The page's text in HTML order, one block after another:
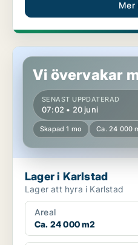
Mer
Lager i Karlstad
Vi övervakar
SENAST UPPDATERAD
07:02 • 20 juni
Skapad 1 mo Ca. 24 000
Lager i Karlstad
Lager att hyra i Karlstad
Areal
Ca. 24 000 m2